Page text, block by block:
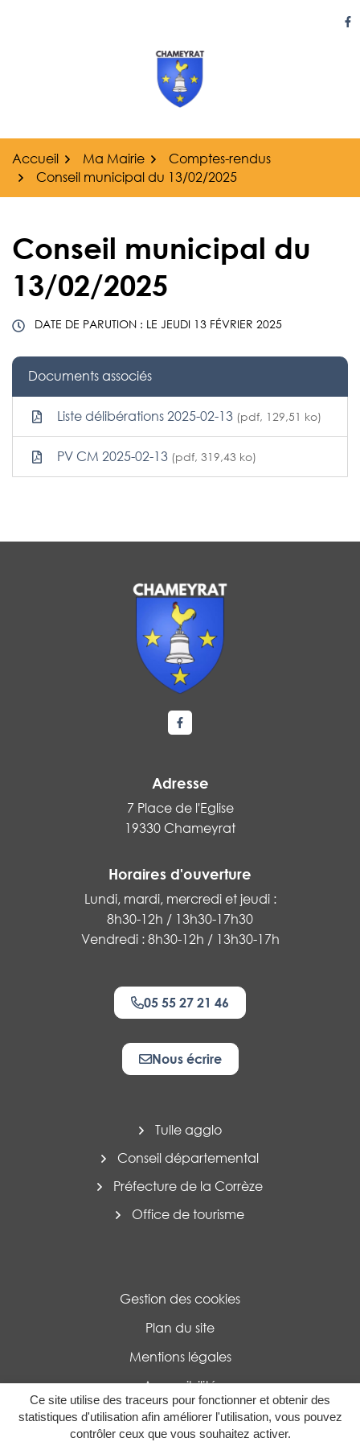
Ce site utilise des traceurs pour fonctionner et obtenir des
statistiques d'utilisation afin améliorer l'utilisation, vous pouvez
contrôler ceux que vous souhaitez activer.
Accueil Ma Mairie
Comptes-rendus
Conseil municipal du 13/02/2025
Conseil municipal du
13/02/2025
DATE DE PARUTION : LE JEUDI 13 FÉVRIER 2025
Documents associés
Liste délibérations 2025-02-13 (pdf, 129,51 ko)
PV CM 2025-02-13 (pdf, 319,43 ko)
Lien vers le compte Facebook
Adresse
7 Place de l'Eglise
19330 Chameyrat
Horaires d'ouverture
Lundi, mardi, mercredi et jeudi :
8h30-12h / 13h30-17h30
Vendredi : 8h30-12h / 13h30-17h
05 55 27 21 46
Nous écrire
Tulle agglo
Conseil départemental
Préfecture de la Corrèze
Office de tourisme
Gestion des cookies
Plan du site
Mentions légales
Accessibilité
Politique de confidentialité